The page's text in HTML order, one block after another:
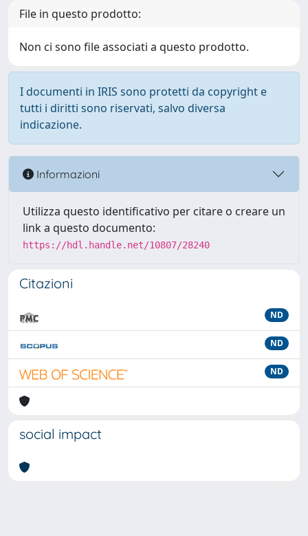
File in questo prodotto:
Non ci sono file associati a questo prodotto.
I documenti in IRIS sono protetti da copyright e
tutti i diritti sono riservati, salvo diversa
indicazione.
Informazioni
Utilizza questo identificativo per citare o creare un
link a questo documento:
https://hdl.handle.net/10807/28240
Citazioni
ND
ND
ND
social impact